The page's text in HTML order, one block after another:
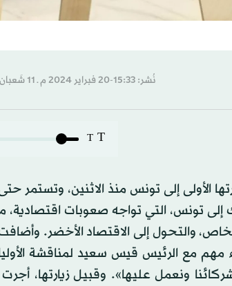
نُشر: 15:33-20 فبراير 2024 م ـ 11 شَعبان 1445 هـ
T
T
الأولى إلى تونس منذ الاثنين، وتستمر
إلى تونس، التي تواجه صعوبات اقتصادية،
والتحول إلى الاقتصاد الأخضر.
مهم مع الرئيس قيس سعيد لمناقشة
ونعمل عليها». وقبيل زيارتها،